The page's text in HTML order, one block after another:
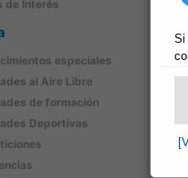
Si
de Interés
especiales
al Aire Libre
de formación
Deportivas